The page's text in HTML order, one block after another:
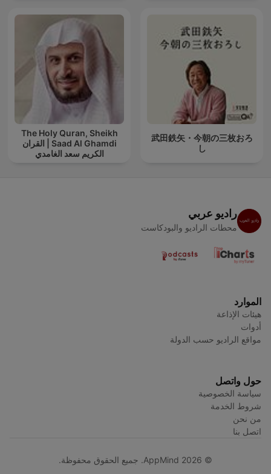
武田鉄矢・今朝の三枚おろ
し
The Holy Quran, Sheikh
Saad Al Ghamdi | القران
الكريم سعد الغامدي
راديو عربي
محطات الراديو والبودكاست
الموارد
هيئات الإذاعة
أدوات
مواقع الراديو حسب الدولة
حول واتصل
سياسة الخصوصية
شروط الخدمة
من نحن
اتصل بنا
© AppMind 2026. جميع الحقوق محفوظة.